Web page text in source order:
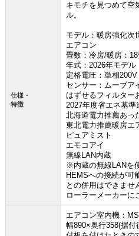
お買い物を続ける
仕様・
特徴
キモチを見つめて空
ル。
モデル：暖房強化次
エアコン
畳数：冷房/暖房：
年式：2026年モデル
定格電圧：単相
センサー：ムーブア
はずせるフィルター
2027年度省エネ基準
北海道電力推薦あっ
東北電力推薦暖房エ
ピュアミスト
エモコアイ
無線LAN内蔵
※内蔵の無線LANを
HEMSへの接続が可
との併用はできませ
ローラーメーカーに
エアコン室内機：
幅890×奥行358(据